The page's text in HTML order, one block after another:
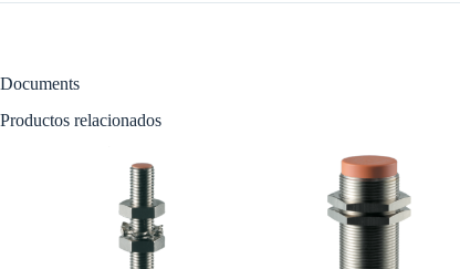
Documents
Productos relacionados